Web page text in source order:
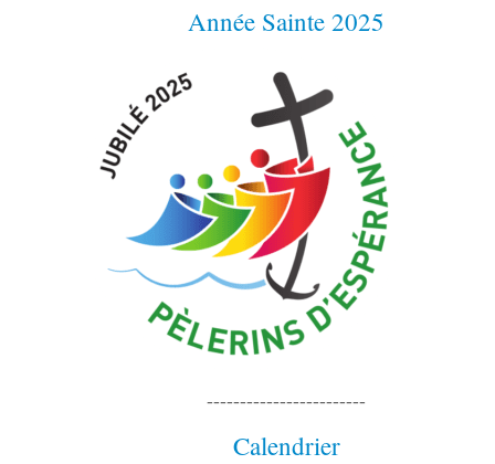
Année Sainte 2025
------------------------
Calendrier